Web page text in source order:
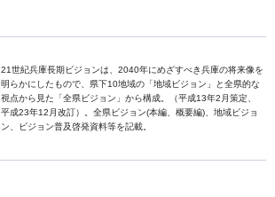
21世紀兵庫長期ビジョンは、2040年にめざすべき兵庫の将来像を
明らかにしたもので、県下10地域の「地域ビジョン」と全県的な
視点から見た「全県ビジョン」から構成。（平成13年2月策定、
平成23年12月改訂）。全県ビジョン(本編、概要編)、地域ビジョ
ン、ビジョン普及啓発資料等を記載。